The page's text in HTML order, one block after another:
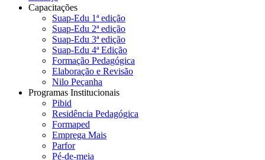
Capacitações
Suap-Edu 1ª edição
Suap-Edu 2ª edição
Suap-Edu 3ª edição
Suap-Edu 4ª Edição
Formação Pedagógica
Elaboração e Revisão
Nilo Peçanha
Programas Institucionais
Pibid
Residência Pedagógica
Formaped
Emprega Mais
Parfor
Pé-de-meia